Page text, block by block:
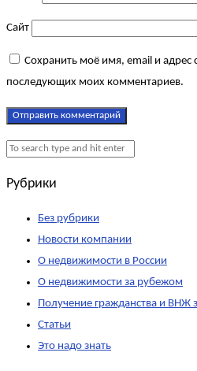
Сайт
Сохранить моё имя, email и адрес
последующих моих комментариев.
Рубрики
Без рубрики
Новости компании
О недвижимости в России
О недвижимости за рубежом
Получение гражданства и ВНЖ
Статьи
Это надо знать